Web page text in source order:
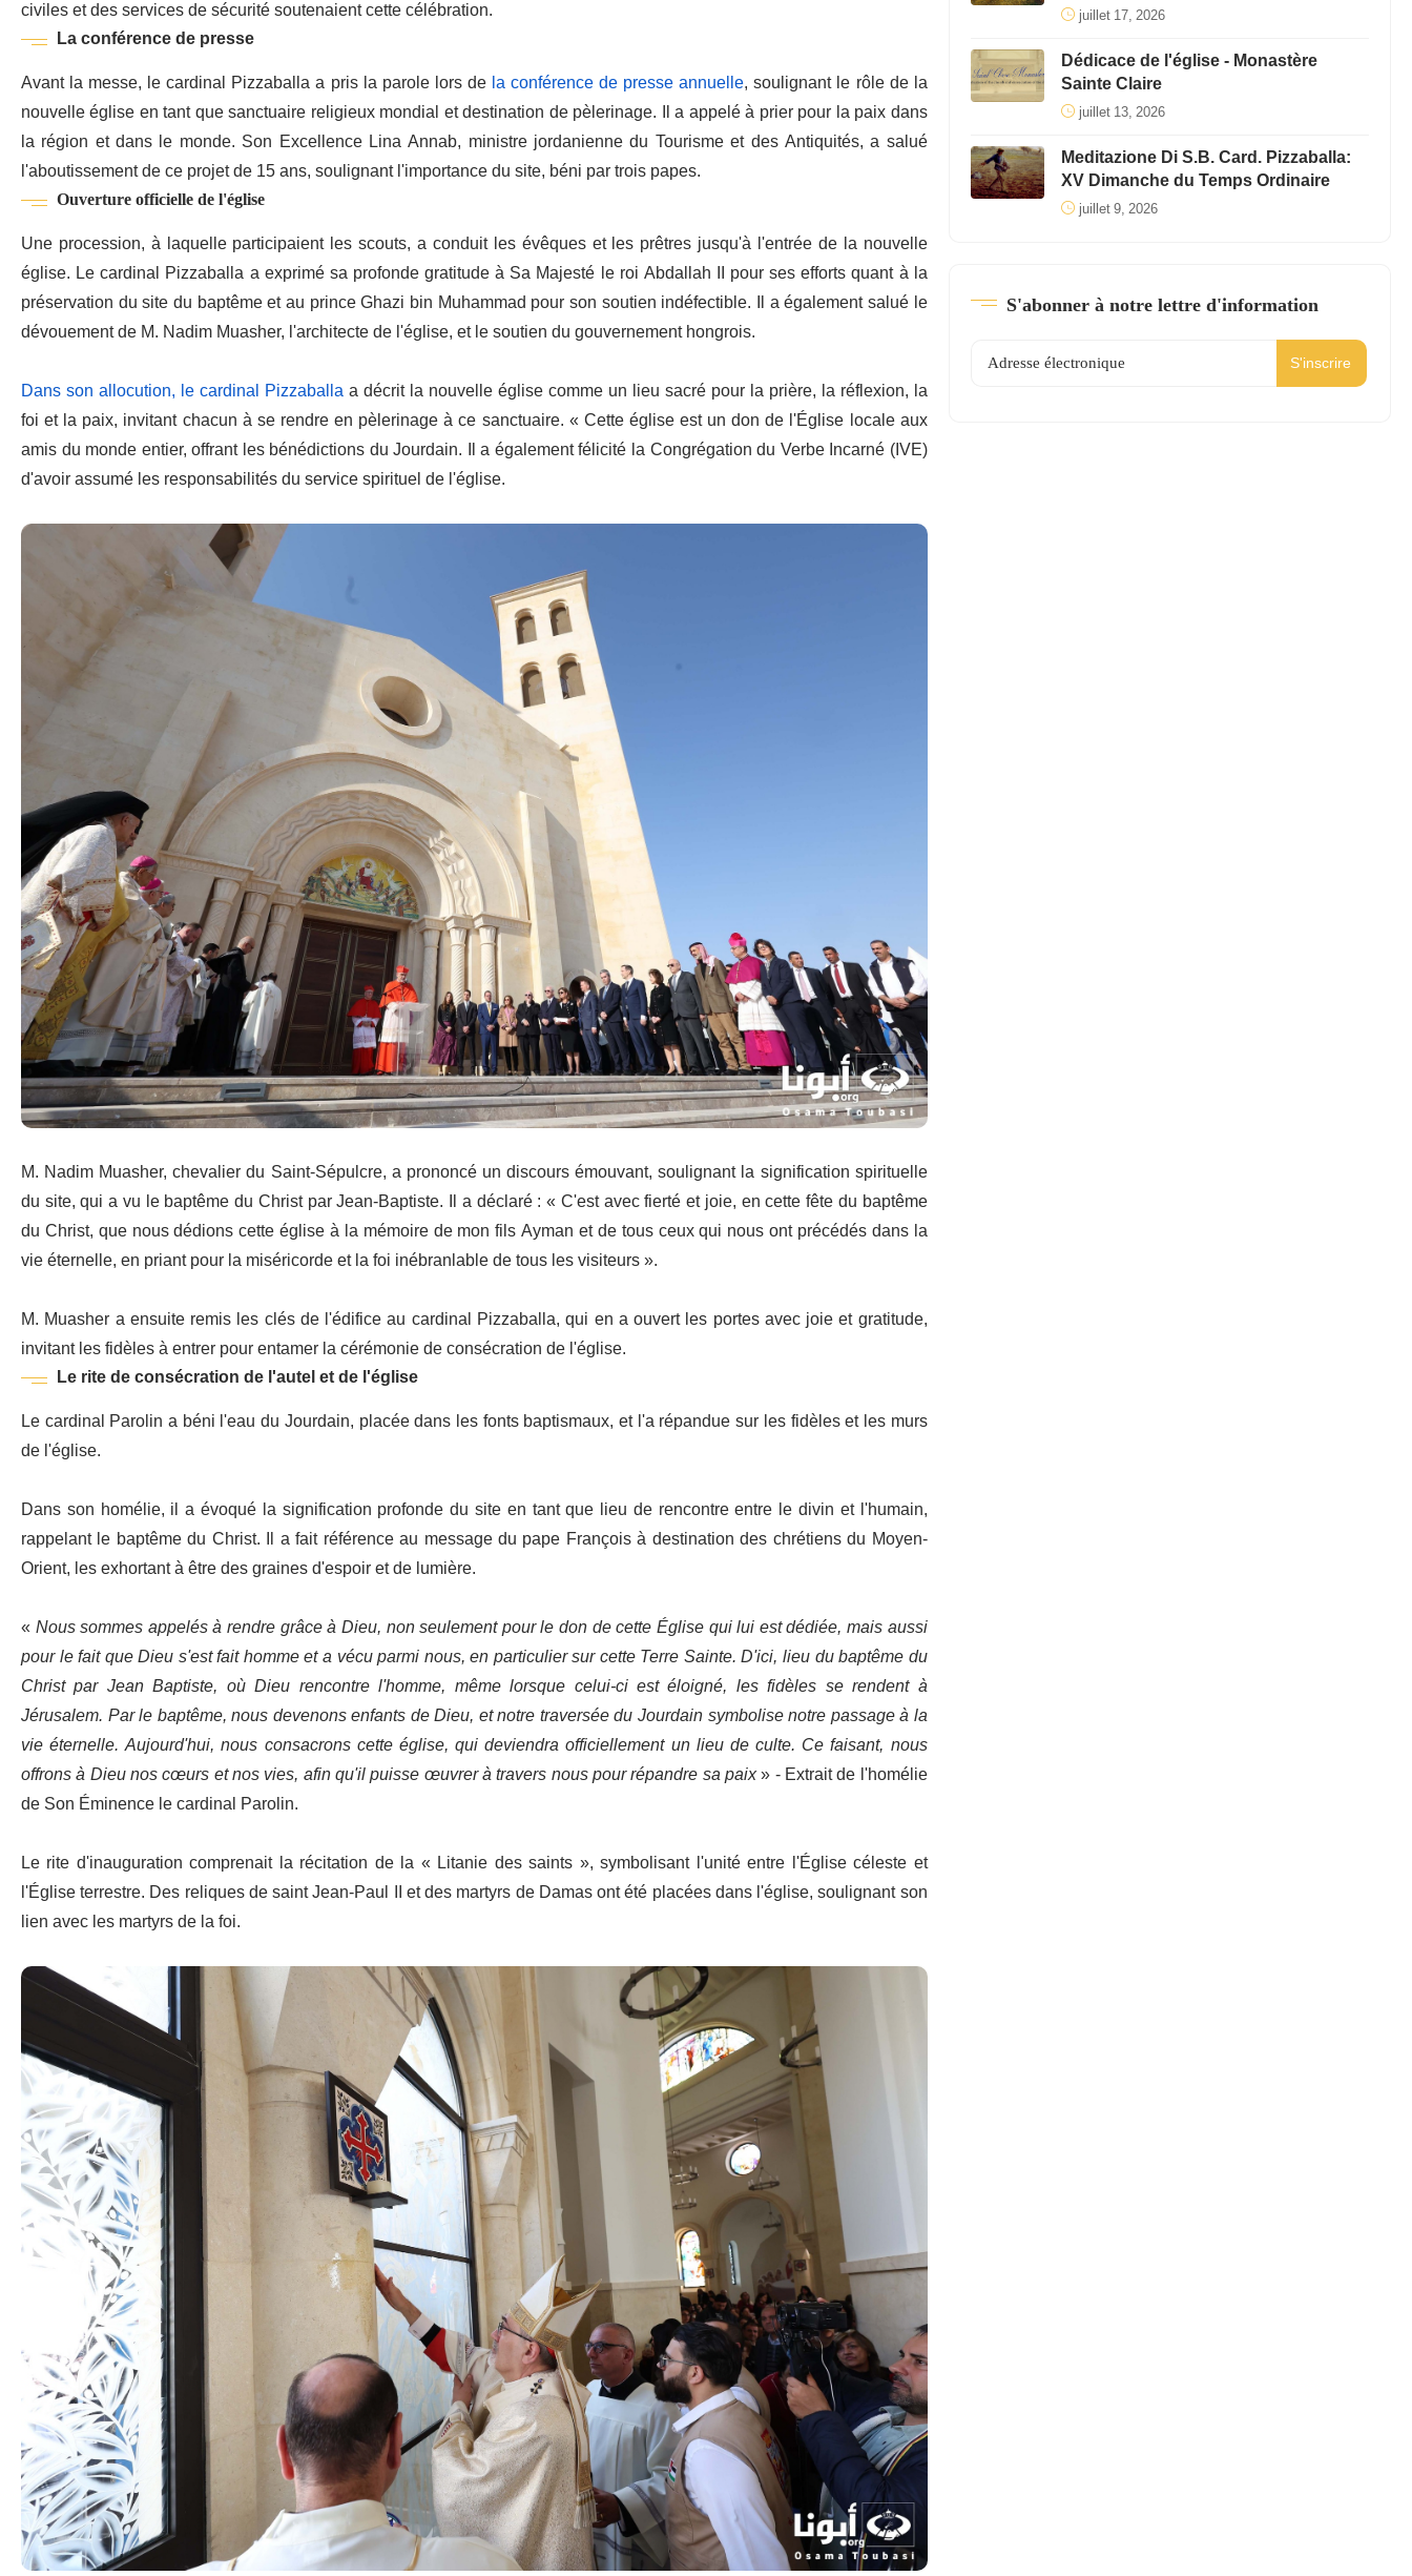
civiles et des services de sécurité soutenaient cette célébration.
La conférence de presse
Avant la messe, le cardinal Pizzaballa a pris la parole lors dela conférence de presse annuelle, soulignant le rôle de la
nouvelle église en tant que sanctuaire religieux mondial et destination de pèlerinage. Il a appelé à prier pour la paix dans
la région et dans le monde. Son Excellence Lina Annab, ministre jordanienne du Tourisme et des Antiquités, a salué
l'aboutissement de ce projet de 15 ans, soulignant l'importance du site, béni par trois papes.
Ouverture officielle de l'église
Une procession, à laquelle participaient les scouts, a conduit les évêques et les prêtres jusqu'à l'entrée de la nouvelle
église. Le cardinal Pizzaballa a exprimé sa profonde gratitude à Sa Majesté le roi Abdallah II pour ses efforts quant à la
préservation du site du baptême et au prince Ghazi bin Muhammad pour son soutien indéfectible. Il a également salué le
dévouement de M. Nadim Muasher, l'architecte de l'église, et le soutien du gouvernement hongrois.
Dans son allocution, le cardinal Pizzaballaa décrit la nouvelle église comme un lieu sacré pour la prière, la réflexion, la
foi et la paix, invitant chacun à se rendre en pèlerinage à ce sanctuaire. « Cette église est un don de l'Église locale aux
amis du monde entier, offrant les bénédictions du Jourdain. Il a également félicité la Congrégation du Verbe Incarné (IVE)
d'avoir assumé les responsabilités du service spirituel de l'église.
M. Nadim Muasher, chevalier du Saint-Sépulcre, a prononcé un discours émouvant, soulignant la signification spirituelle
du site, qui a vu le baptême du Christ par Jean-Baptiste. Il a déclaré : « C'est avec fierté et joie, en cette fête du baptême
du Christ, que nous dédions cette église à la mémoire de mon fils Ayman et de tous ceux qui nous ont précédés dans la
vie éternelle, en priant pour la miséricorde et la foi inébranlable de tous les visiteurs ».
M. Muasher a ensuite remis les clés de l'édifice au cardinal Pizzaballa, qui en a ouvert les portes avec joie et gratitude,
invitant les fidèles à entrer pour entamer la cérémonie de consécration de l'église.
Le rite de consécration de l'autel et de l'église
Le cardinal Parolin a béni l'eau du Jourdain, placée dans les fonts baptismaux, et l'a répandue sur les fidèles et les murs
de l'église.
Dans son homélie, il a évoqué la signification profonde du site en tant que lieu de rencontre entre le divin et l'humain,
rappelant le baptême du Christ. Il a fait référence au message du pape François à destination des chrétiens du Moyen-
Orient, les exhortant à être des graines d'espoir et de lumière.
«Nous sommes appelés à rendre grâce à Dieu, non seulement pour le don de cette Église qui lui est dédiée, mais aussi
pour le fait que Dieu s'est fait homme et a vécu parmi nous, en particulier sur cette Terre Sainte. D'ici, lieu du baptême du
Christ par Jean Baptiste, où Dieu rencontre l'homme, même lorsque celui-ci est éloigné, les fidèles se rendent à
Jérusalem. Par le baptême, nous devenons enfants de Dieu, et notre traversée du Jourdain symbolise notre passage à la
vie éternelle. Aujourd'hui, nous consacrons cette église, qui deviendra officiellement un lieu de culte. Ce faisant, nous
offrons à Dieu nos cœurs et nos vies, afin qu'il puisse œuvrer à travers nous pour répandre sa paix» - Extrait de l'homélie
de Son Éminence le cardinal Parolin.
Le rite d'inauguration comprenait la récitation de la « Litanie des saints », symbolisant l'unité entre l'Église céleste et
l'Église terrestre. Des reliques de saint Jean-Paul II et des martyrs de Damas ont été placées dans l'église, soulignant son
lien avec les martyrs de la foi.
juillet 17, 2026
Dédicace de l'église - Monastère
Sainte Claire
juillet 13, 2026
Meditazione Di S.B. Card. Pizzaballa:
XV Dimanche du Temps Ordinaire
juillet 9, 2026
S'abonner à notre lettre d'information
S'inscrire